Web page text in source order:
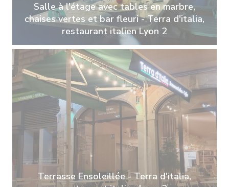
Salle à l'étage avec tables en marbre,
chaises vertes et bar fleuri - Terra d'italia,
restaurant italien Lyon 2
Terrasse Ensoleillée - Terra d'italia,